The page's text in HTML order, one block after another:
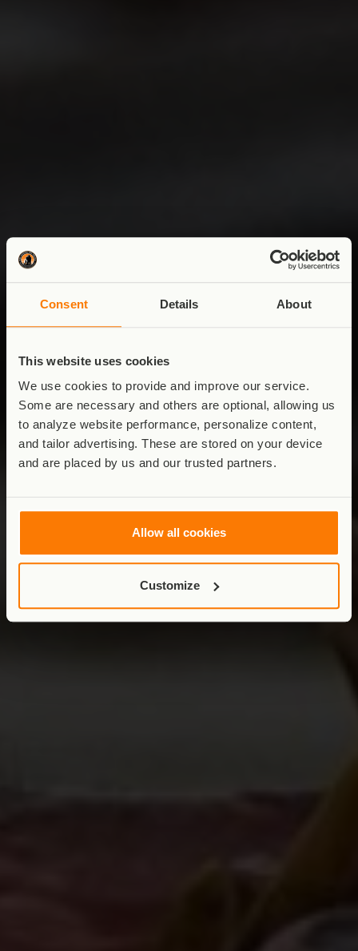
Consent Details About
This website uses cookies
We use cookies to provide and improve our service.
Some are necessary and others are optional, allowing us
to analyze website performance, personalize content,
and tailor advertising. These are stored on your device
and are placed by us and our trusted partners.
Allow all cookies
Customize